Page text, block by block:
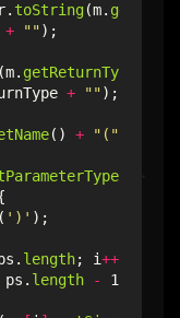
. toString(m.
+ "");
(m. getReturnType
+ "");
() + "("
( ')' );
. length; i++)
ps . length - 1)